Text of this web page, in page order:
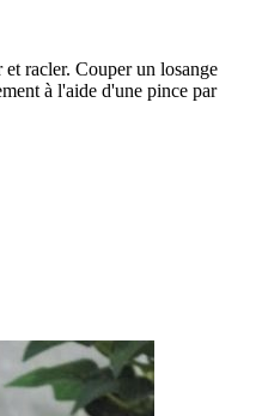
racler. Couper un losange
à l'aide d'une pince par